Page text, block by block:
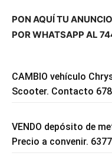
PON AQUÍ TU
POR WHATSAPP AL
CAMBIO vehículo
Scooter. Contacto
VENDO depósito de
Precio a convenir.